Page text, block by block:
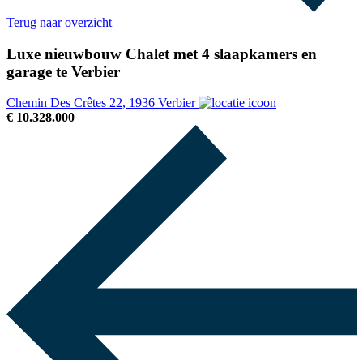
Terug naar overzicht
Luxe nieuwbouw Chalet met 4 slaapkamers en
garage te Verbier
Chemin Des Crêtes 22, 1936 Verbier
€ 10.328.000